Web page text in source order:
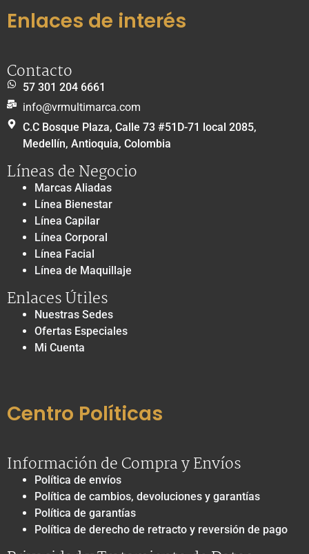
Enlaces de interés
Contacto
57 301 204 6661
info@vrmultimarca.com
C.C Bosque Plaza, Calle 73 #51D-71 local 2085,
Medellín, Antioquia, Colombia
Líneas de Negocio
Marcas Aliadas
Línea Bienestar
Línea Capilar
Línea Corporal
Línea Facial
Línea de Maquillaje
Enlaces Útiles
Nuestras Sedes
Ofertas Especiales
Mi Cuenta
Centro Políticas
Información de Compra y Envíos
Política de envíos
Política de cambios, devoluciones y garantías
Política de garantías
Política de derecho de retracto y reversión de pago